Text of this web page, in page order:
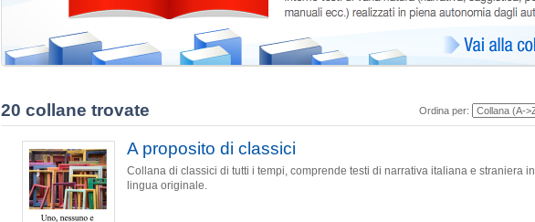
20 collane trovate Ordina per:
A proposito di classici
Collana di classici di tutti i tempi, comprende testi di narrativa italiana e straniera in
lingua originale.